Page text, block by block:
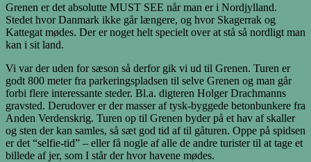
Grenen er det absolutte MUST SEE når man er i Nordjylland.
Stedet hvor Danmark ikke går længere, og hvor Skagerrak og
Kattegat mødes. Der er noget helt specielt over at stå så nordligt man
kan i sit land.
Vi var der uden for sæson så derfor gik vi ud til Grenen. Turen er
godt 800 meter fra parkeringspladsen til selve Grenen og man går
forbi flere interessante steder. Bl.a. digteren Holger Drachmanns
gravsted. Derudover er der masser af tysk-byggede betonbunkere fra
Anden Verdenskrig. Turen op til Grenen byder på et hav af skaller
og sten der kan samles, så sæt god tid af til gåturen. Oppe på spidsen
er det “selfie-tid” – eller få nogle af alle de andre turister til at tage et
billede af jer, som I står der hvor havene mødes.